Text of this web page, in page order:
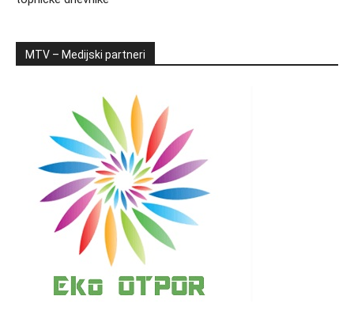
MTV – Medijski partneri